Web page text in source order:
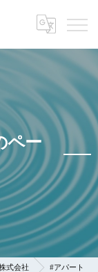
ペー
式会社 #アパート